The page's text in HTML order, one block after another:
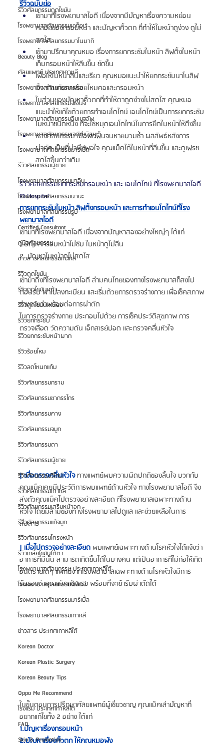
รีวิวศัลยกรรมดูดไขมัน
โรงพยาบาลศัลยกรรมเอท็อป
โรงพยาบาลศัลยกรรมบาโนบากิ
Beauty Blog
ศัลยแพทย์ ประเทศเกาหลี
โรงพยาบาลศัลยกรรมเฟรช
โรงพยาบาลศัลยกรรมจีเอ็นจี
โรงพยาบาลศัลยกรรมอิมเมจอัพ
โรงพยาบาลศัลยกรรมเจดับเบิลยู
โรงพยาบาลศัลยกรรมมาร์เบิ้ล
รีวิวศัลยกรรมผู้ชาย
โรงพยาบาลศัลยกรรมมาอิน
โรงพยาบาลศัลยกรรมนานะ
โรงพยาบาลศัลยกรรมรูบี
Certified Consultant
คู่มือศัลยกรรม
ข่าวสารศัลยกรรมเกาหลี
รีวิวดูดไขมัน
รีวิวดูดไขมันหน้า
รีวิวดูดไขมันเหนียง
รีวิวยกกระชับ
รีวิวยกกระชับหน้าผาก
รีวิวร้อยไหม
รีวิวลดโหนกแก้ม
รีวิวศัลยกรรมกราม
รีวิวศัลยกรรมขากรรไกร
รีวิวศัลยกรรมคาง
รีวิวศัลยกรรมจมูก
รีวิวศัลยกรรมตา
รีวิวศัลยกรรมผู้ชาย
รีวิวศัลยกรรมวีไลน์
รีวิวศัลยกรรมเกาหลี
รีวิวศัลยกรรมเสริมหน้าอก
รีวิวศัลยกรรมแก้จมูก
รีวิวศัลยกรรมโครงหน้า
รีวิวเกลี่ยไขมันใต้ตา
โรงพยาบาลศัลยกรรม ประเทศเกาหลีใต้
โรงพยาบาลศัลยกรรมจีเอ็นจี
โรงพยาบาลศัลยกรรมมาร์เบิ้ล
โรงพยาบาลศัลยกรรมเกาหลี
ข่าวสาร ประเทศเกาหลีใต้
Korean Doctor
Korean Plastic Surgery
Korean Beauty Tips
Oppa Me Recommend
โรงแรม ประเทศเกาหลีใต้
FAQ
Skin & Promotion
รีวิวฉบับย่อ
เข้ามาที่โรงพยาบาลไอดี เนื่องจากมีปัญหาเรื่องความหย่อน
คล้อยของกรอบหน้า และปัญหาคิ้วตก ที่ทำให้ใบหน้าดูง่วง ดูไม่
สดใส
เข้ามาปรึกษาคุณหมอ เรื่องการยกกระชับใบหน้า ลิฟติ้งใบหน้า
เก็บกรอบหน้าให้ลีนขึ้น ชัดขึ้น
เพื่อให้ใบหน้าลีนและเรียว คุณหมอแนะนำให้ยกกระชับนาโนลิฟ
ติ้ง ร่วมกับการร้อยไหมคอและกรอบหน้า
ในส่วนของปัญหาคิ้วตกที่ทำให้ตาดูดง่วงไม่สดใส คุณหมอ
แนะนำให้แก้ไขด้วยการทำเอนโดไทน์ เอนโดไทน์เป็นการยกกระชับ
ใบหน้าชนิดหนึ่ง ที่จะใช้หมุดเอนโดไทน์ในการยึดใบหน้าให้ตึงขึ้น
หลังศัลยกรรม เมื่อพักฟื้นจนหายบวมช้ำ ผลลัพธ์หลังการ
ผ่าตัด เป็นที่น่าพึงพอใจ คุณแม็คได้ใบหน้าที่ลีนขึ้น และดูเฟรช
สดใสขึ้นกว่าเดิม
รีวิวศัลยกรรมยกกระชับกรอบหน้า และ เอนโดไทน์ ที่โรงพยาบาลไอดี
ID Hospital
การยกกระชับใบหน้า ลิฟติ้งกรอบหน้า และการทำเอนโดไทน์ที่โรง
พยาบาลไอดี
เข้ามาที่โรงพยาบาลไอดี เนื่องจากปัญหาสองอย่างใหญ่ๆ ได้แก่
1.ปัญหากรอบหน้าไม่ชับ ใบหน้าดูไม่ลีน
2. ปัญหาใบหน้าดูไม่สดใส
เข้ามาถึงที่โรงพยาบาลไอดี ล่ามคนไทยของทางโรงพยาบาลก็ลงไป
ต้อนรับ พาไปลงทะเบียน และเริ่มด้วยการตรวจร่างกาย เพื่อเช็คสภาพ
ร่างกายว่าพร้อมต่อการผ่าตัด
ในการตรวจร่างกาย ประกอบไปด้วย การเช็คประวัติสุขภาพ การ
ตรวจเลือด วัดความดัน เอ็กสเรย์ปอด และตรวจคลื่นหัวใจ
| เมื่อตรวจคลื่นหัวใจ ทางแพทย์พบความผิดปกติของลิ้นใจ บวกกับ
คุณแม็คเคยมีประวัติการพบแพทย์ด้านหัวใจ ทางโรงพยาบาลไอดี จึง
ส่งตัวคุณแม็คไปตรวจอย่างละเอียด ที่โรงพยายาลเฉพาะทางด้าน
หัวใจ โดยมีล่ามของทางโรงพยาบาลไปดูแล และช่วยเหลือในการ
สื่อสาร
| เมื่อไปตรวจอย่างละเอียด พบแพทย์เฉพาะทางด้านโรคหัวใจได้แจ้งว่า
อาการที่มีนั้น สามารถเกิดขึ้นได้ในบางคน แต่เป็นอาการที่ไม่ก่อให้เกิด
อันตรายใดๆ แพทย์จากโรงพยาบาลเฉพาะทางด้านโรคหัวใจมีการ
รับรองว่าคุณแม็คแข็งแรง พร้อมที่จะเข้ารับผ่าตัดได้
ในขั้นตอนการปรึกษาศัลยแพทย์ผู้เชี่ยวชาญ คุณแม็คเล่าปัญหาที่
อยากแก้ไขทั้ง 2 อย่าง ได้แก่
1.ปัญหาเรื่องกรอบหน้า